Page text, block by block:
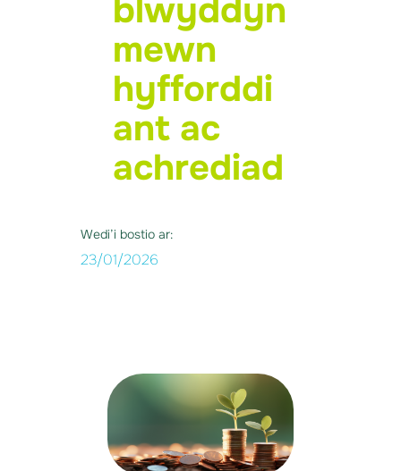
blwyddyn
mewn
hyfforddi
ant ac
achrediad
Wedi’i bostio ar:
23/01/2026